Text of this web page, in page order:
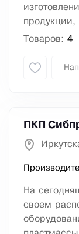
продукции,
Товаров: 4
ПКП
На
своем